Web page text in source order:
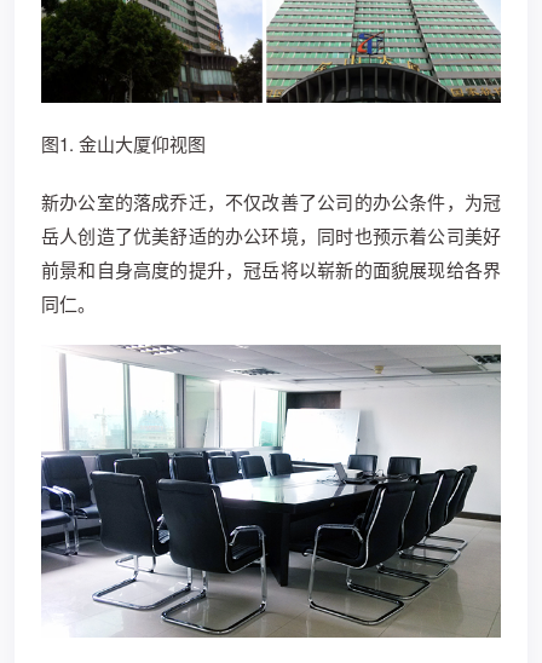
图1. 金山大厦仰视图
新办公室的落成乔迁，不仅改善了公司的办公条件，为冠
岳人创造了优美舒适的办公环境，同时也预示着公司美好
前景和自身高度的提升，冠岳将以崭新的面貌展现给各界
同仁。